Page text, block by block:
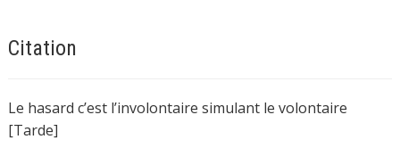
Citation
Le hasard c’est l’involontaire simulant le volontaire
[Tarde]